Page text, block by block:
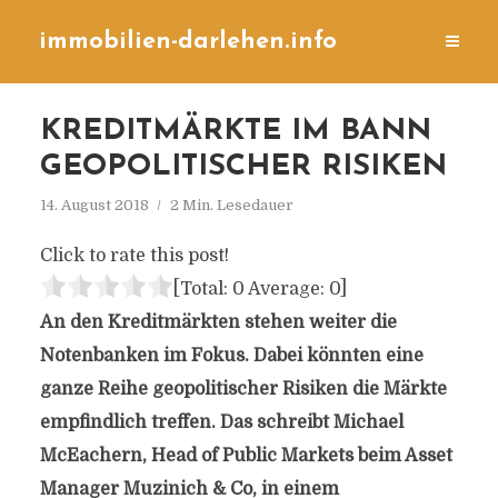
immobilien-darlehen.info
KREDITMÄRKTE IM BANN
GEOPOLITISCHER RISIKEN
14. August 2018 2 Min. Lesedauer
Click to rate this post!
[Total: 0 Average: 0]
An den Kreditmärkten stehen weiter die
Notenbanken im Fokus. Dabei könnten eine
ganze Reihe geopolitischer Risiken die Märkte
empfindlich treffen. Das schreibt Michael
McEachern, Head of Public Markets beim Asset
Manager Muzinich & Co, in einem